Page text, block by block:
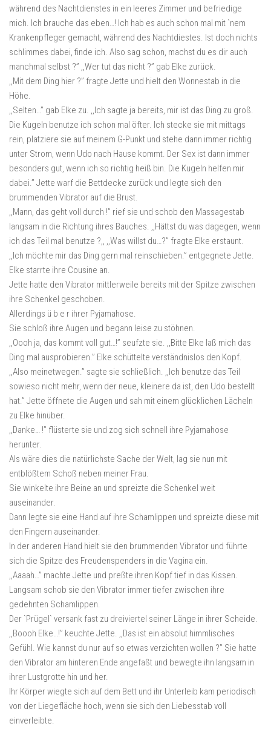
während des Nachtdienstes in ein leeres Zimmer und befriedige
mich. Ich brauche das eben…! Ich hab es auch schon mal mit `nem
Krankenpfleger gemacht, während des Nachtdiestes. Ist doch nichts
schlimmes dabei, finde ich. Also sag schon, machst du es dir auch
manchmal selbst ?” ,,Wer tut das nicht ?” gab Elke zurück.
,,Mit dem Ding hier ?” fragte Jette und hielt den Wonnestab in die
Höhe.
,,Selten…” gab Elke zu. ,,Ich sagte ja bereits, mir ist das Ding zu groß.
Die Kugeln benutze ich schon mal öfter. Ich stecke sie mit mittags
rein, platziere sie auf meinem G-Punkt und stehe dann immer richtig
unter Strom, wenn Udo nach Hause kommt. Der Sex ist dann immer
besonders gut, wenn ich so richtig heiß bin. Die Kugeln helfen mir
dabei.” Jette warf die Bettdecke zurück und legte sich den
brummenden Vibrator auf die Brust.
,,Mann, das geht voll durch !” rief sie und schob den Massagestab
langsam in die Richtung ihres Bauches. ,,Hättst du was dagegen, wenn
ich das Teil mal benutze ?,, ,,Was willst du…?” fragte Elke erstaunt.
,,Ich möchte mir das Ding gern mal reinschieben.” entgegnete Jette.
Elke starrte ihre Cousine an.
Jette hatte den Vibrator mittlerweile bereits mit der Spitze zwischen
ihre Schenkel geschoben.
Allerdings ü b e r ihrer Pyjamahose.
Sie schloß ihre Augen und begann leise zu stöhnen.
,,Oooh ja, das kommt voll gut…!” seufzte sie. ,,Bitte Elke laß mich das
Ding mal ausprobieren.” Elke schüttelte verständnislos den Kopf.
,,Also meinetwegen.” sagte sie schließlich. ,,Ich benutze das Teil
sowieso nicht mehr, wenn der neue, kleinere da ist, den Udo bestellt
hat.” Jette öffnete die Augen und sah mit einem glücklichen Lächeln
zu Elke hinüber.
,,Danke… !” flüsterte sie und zog sich schnell ihre Pyjamahose
herunter.
Als wäre dies die natürlichste Sache der Welt, lag sie nun mit
entblößtem Schoß neben meiner Frau.
Sie winkelte ihre Beine an und spreizte die Schenkel weit
auseinander.
Dann legte sie eine Hand auf ihre Schamlippen und spreizte diese mit
den Fingern auseinander.
In der anderen Hand hielt sie den brummenden Vibrator und führte
sich die Spitze des Freudenspenders in die Vagina ein.
,,Aaaah…” machte Jette und preßte ihren Kopf tief in das Kissen.
Langsam schob sie den Vibrator immer tiefer zwischen ihre
gedehnten Schamlippen.
Der `Prügel` versank fast zu dreiviertel seiner Länge in ihrer Scheide.
,,Boooh Elke…!” keuchte Jette. ,,Das ist ein absolut himmlisches
Gefühl. Wie kannst du nur auf so etwas verzichten wollen ?” Sie hatte
den Vibrator am hinteren Ende angefaßt und bewegte ihn langsam in
ihrer Lustgrotte hin und her.
Ihr Körper wiegte sich auf dem Bett und ihr Unterleib kam periodisch
von der Liegefläche hoch, wenn sie sich den Liebesstab voll
einverleibte.